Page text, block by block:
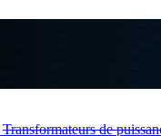
Transformateurs de